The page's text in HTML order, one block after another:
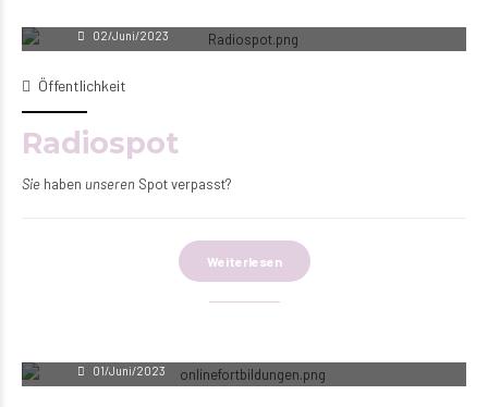
02/Juni/2023
Öffentlichkeit
Radiospot
Sie haben unseren Spot verpasst?
Weiterlesen
01/Juni/2023